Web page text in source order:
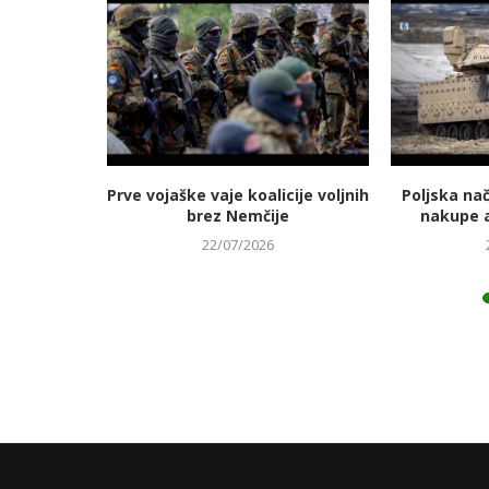
Prve vojaške vaje koalicije voljnih
brez Nemčije
22/07/2026
Poljska
nakupe